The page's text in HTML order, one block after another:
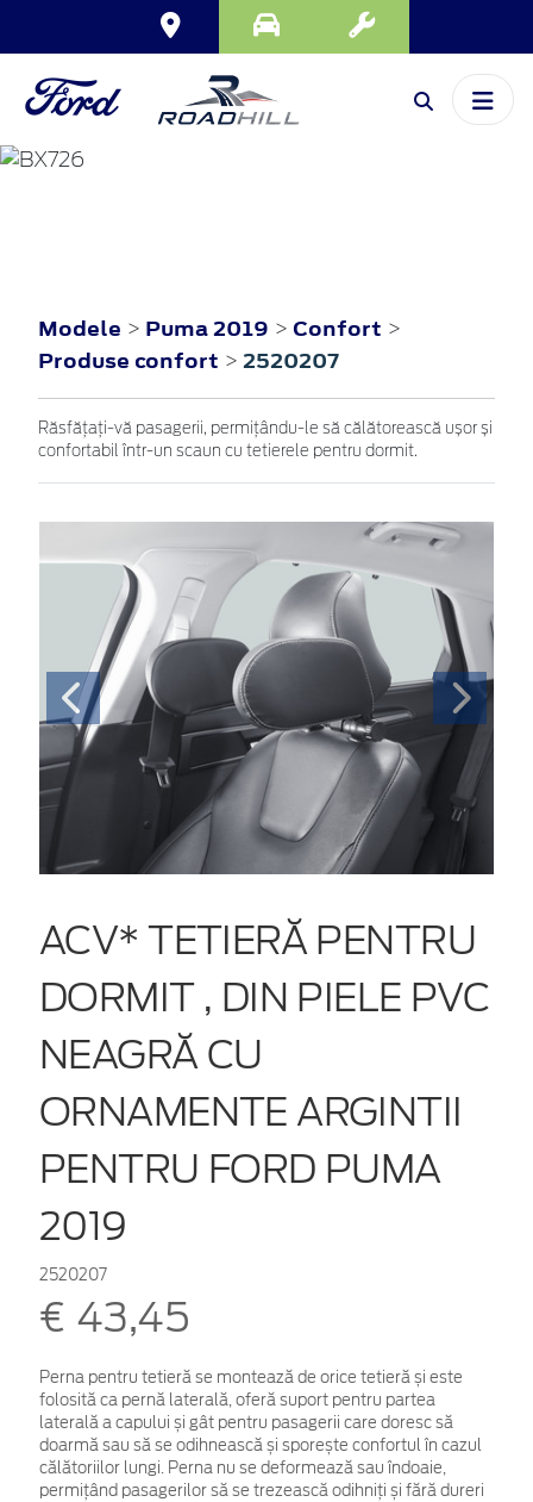
PUMA
Modele > Puma 2019 > Confort >
Produse confort > 2520207
Răsfățați-vă pasagerii, permițându-le să călătorească ușor și
confortabil într-un scaun cu tetierele pentru dormit.
ACV* TETIERĂ PENTRU
DORMIT , DIN PIELE PVC
NEAGRĂ CU
ORNAMENTE ARGINTII
PENTRU FORD PUMA
2019
2520207
€ 43,45
Perna pentru tetieră se montează de orice tetieră și este
folosită ca pernă laterală, oferă suport pentru partea
laterală a capului și gât pentru pasagerii care doresc să
doarmă sau să se odihnească și sporește confortul în cazul
călătoriilor lungi. Perna nu se deformează sau îndoaie,
permițând pasagerilor să se trezească odihniți și fără dureri